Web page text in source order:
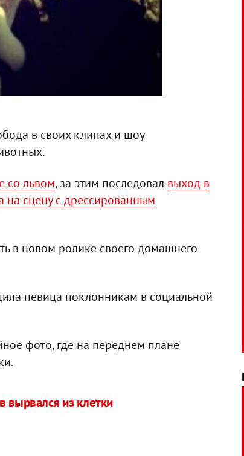
в своих клипах и шоу
со львом, за этим последовал выход в
сцену с дрессированным
в новом ролике своего домашнего
певица поклонникам в социальной
фото, где на переднем плане
вырвался из клетки